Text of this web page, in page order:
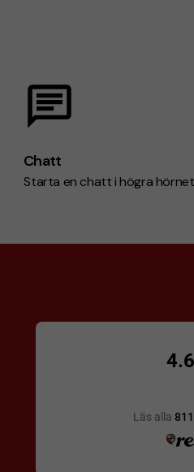
Chatt
Starta en chatt i högra